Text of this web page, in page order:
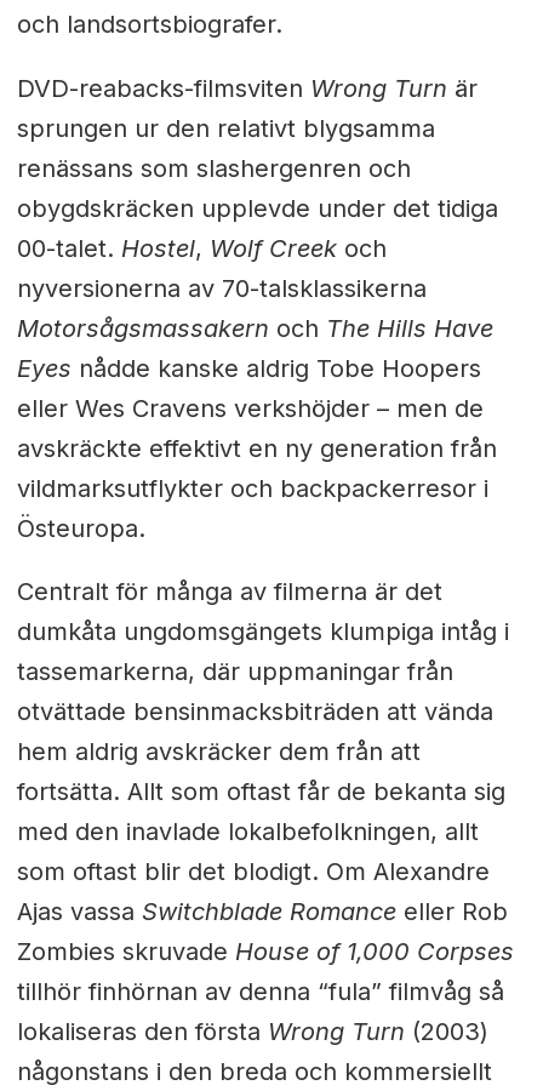
och landsortsbiografer.
DVD-reabacks-filmsviten Wrong Turn är
sprungen ur den relativt blygsamma
renässans som slashergenren och
obygdskräcken upplevde under det tidiga
00-talet. Hostel, Wolf Creekoch
nyversionerna av 70-talsklassikerna
Motorsågsmassakern och The Hills Have
Eyes nådde kanske aldrig Tobe Hoopers
eller Wes Cravens verkshöjder – men de
avskräckte effektivt en ny generation från
vildmarksutflykter och backpackerresor i
Östeuropa.
Centralt för många av filmerna är det
dumkåta ungdomsgängets klumpiga intåg i
tassemarkerna, där uppmaningar från
otvättade bensinmacksbiträden att vända
hem aldrig avskräcker dem från att
fortsätta. Allt som oftast får de bekanta sig
med den inavlade lokalbefolkningen, allt
som oftast blir det blodigt. Om Alexandre
Ajas vassa Switchblade Romance eller Rob
Zombies skruvade House of 1,000 Corpses
tillhör finhörnan av denna “fula” filmvåg så
lokaliseras den första Wrong Turn (2003)
någonstans i den breda och kommersiellt